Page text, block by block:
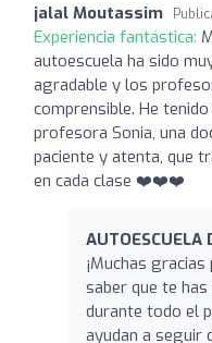
jalal Moutassim
Experiencia fantástica:
autoescuela ha sido
agradable y los
comprensible. He
profesora Sonia, una
paciente y atenta, que
en cada clase ❤️❤️❤️
AUTOESCUELA
¡Muchas
saber que te
durante todo el
ayudan a seguir